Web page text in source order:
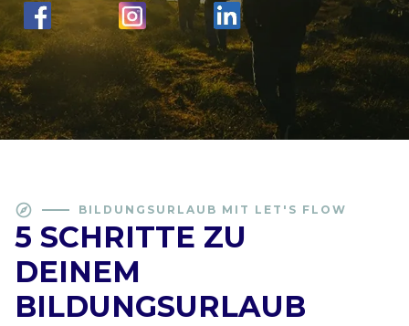
explore BILDUNGSURLAUB MIT LET'S FLOW
5 SCHRITTE ZU
DEINEM
BILDUNGSURLAUB